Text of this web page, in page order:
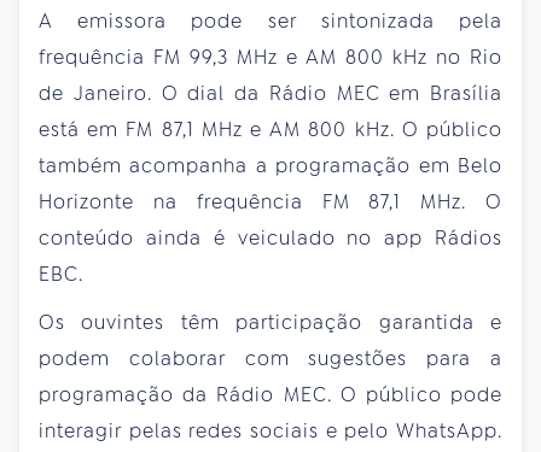
A emissora pode ser sintonizada pela
frequência FM 99,3 MHz e AM 800 kHz no Rio
de Janeiro. O dial da Rádio MEC em Brasília
está em FM 87,1 MHz e AM 800 kHz. O público
também acompanha a programação em Belo
Horizonte na frequência FM 87,1 MHz. O
conteúdo ainda é veiculado no app Rádios
EBC.
Os ouvintes têm participação garantida e
podem colaborar com sugestões para a
programação da Rádio MEC. O público pode
interagir pelas redes sociais e pelo WhatsApp.